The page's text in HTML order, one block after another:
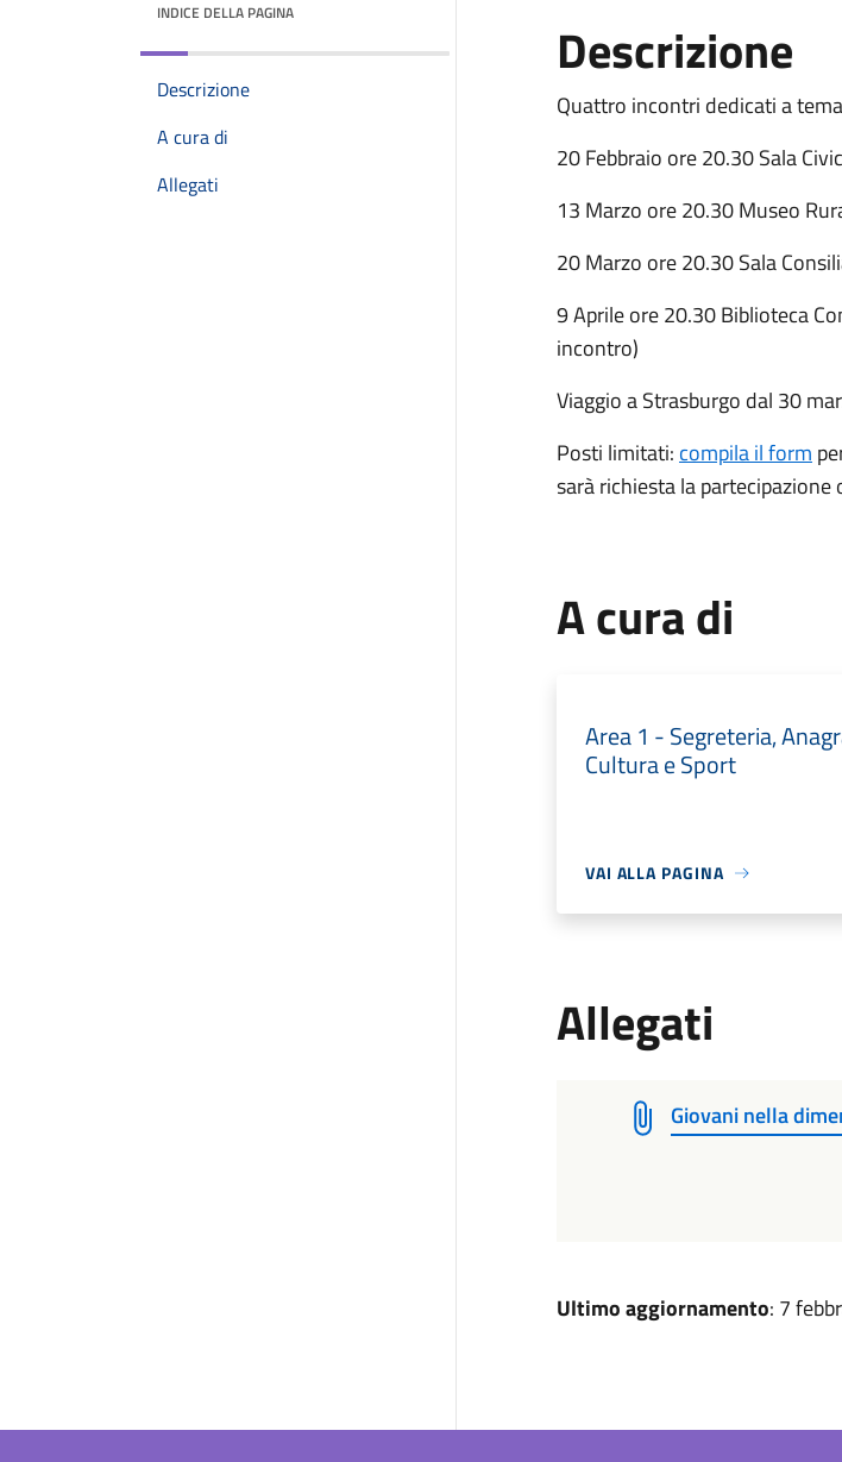
INDICE DELLA PAGINA
Descrizione
A cura di
Allegati
Descrizione
Quattro incontri dedicati a
20 Febbraio ore 20.30 Sala
13 Marzo ore 20.30 Museo
20 Marzo ore 20.30 Sala
9 Aprile ore 20.30 Biblioteca
incontro)
Viaggio a Strasburgo dal 30
Posti limitati: compila il form
sarà richiesta la
A cura di
Area 1 - Segreteria,
Cultura e Sport
VAI ALLA PAGINA
Allegati
Giovani nella
Ultimo aggiornamento: 7